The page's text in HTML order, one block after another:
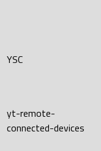
YSC
yt-remote-
connected-devices